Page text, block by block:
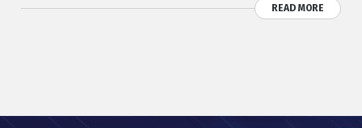
READ MORE